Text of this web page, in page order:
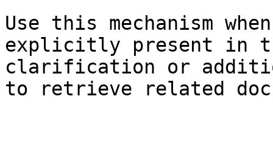
Use this mechanism
explicitly present in
clarification or